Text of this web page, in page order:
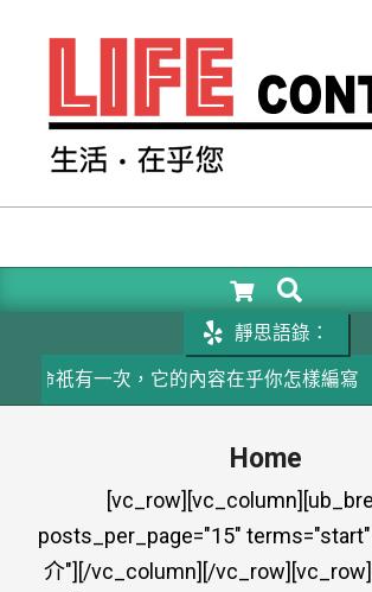
LIFE
SEARCH
靜思語錄：
一次，它的內容在乎你怎樣編寫
Home
posts_per_page="15"
介"][/vc_column][/